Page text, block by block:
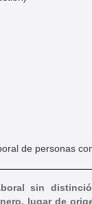
de personas
sin
lugar de